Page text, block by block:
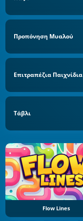
Προπόνηση Μυαλού
Επιτραπέζια Παιχνίδια
Τάβλι
Flow Lines